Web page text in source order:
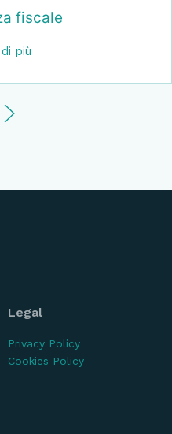
fiscale
più
Legal
Privacy Policy
Cookies Policy